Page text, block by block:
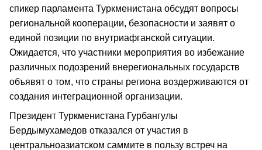
спикер парламента Туркменистана обсудят вопросы
региональной кооперации, безопасности и заявят о
единой позиции по внутриафганской ситуации.
Ожидается, что участники мероприятия во избежание
различных подозрений внерегиональных государств
объявят о том, что страны региона воздерживаются от
создания интеграционной организации.
Президент Туркменистана Гурбангулы
Бердымухамедов отказался от участия в
центральноазиатском саммите в пользу встреч на